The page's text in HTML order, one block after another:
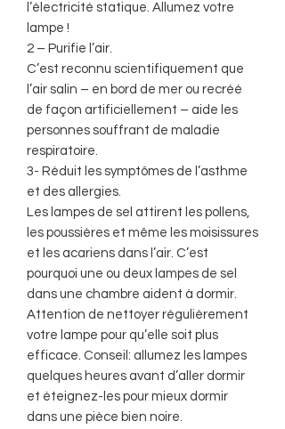
l’électricité statique. Allumez votre
lampe !
2 – Purifie l’air.
C’est reconnu scientifiquement que
l’air salin – en bord de mer ou recréé
de façon artificiellement – aide les
personnes souffrant de maladie
respiratoire.
3- Réduit les symptômes de l’asthme
et des allergies.
Les lampes de sel attirent les pollens,
les poussières et même les moisissures
et les acariens dans l’air. C’est
pourquoi une ou deux lampes de sel
dans une chambre aident à dormir.
Attention de nettoyer régulièrement
votre lampe pour qu’elle soit plus
efficace. Conseil: allumez les lampes
quelques heures avant d’aller dormir
et éteignez-les pour mieux dormir
dans une pièce bien noire.